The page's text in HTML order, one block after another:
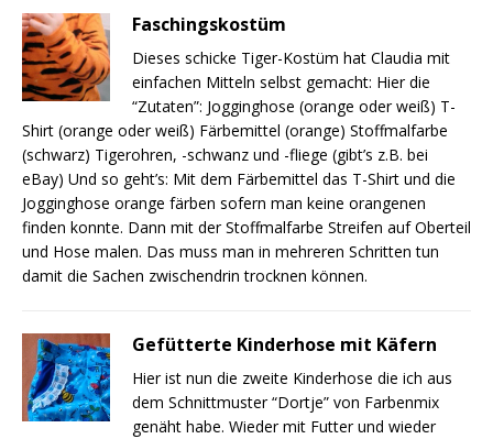
Faschingskostüm
Dieses schicke Tiger-Kostüm hat Claudia mit
einfachen Mitteln selbst gemacht: Hier die
“Zutaten”: Jogginghose (orange oder weiß) T-
Shirt (orange oder weiß) Färbemittel (orange) Stoffmalfarbe
(schwarz) Tigerohren, -schwanz und -fliege (gibt’s z.B. bei
eBay) Und so geht’s: Mit dem Färbemittel das T-Shirt und die
Jogginghose orange färben sofern man keine orangenen
finden konnte. Dann mit der Stoffmalfarbe Streifen auf Oberteil
und Hose malen. Das muss man in mehreren Schritten tun
damit die Sachen zwischendrin trocknen können.
Gefütterte Kinderhose mit Käfern
Hier ist nun die zweite Kinderhose die ich aus
dem Schnittmuster “Dortje” von Farbenmix
genäht habe. Wieder mit Futter und wieder